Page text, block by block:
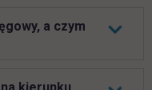
a czym
kierunku